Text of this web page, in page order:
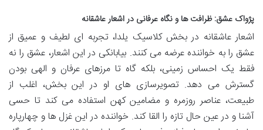
پژواک عشق: ظرافت ها و نگاه عرفانی در اشعار عاشقانه
اشعار عاشقانه در بخش کلاسیک یلدا، تجربه ای لطیف و عمیق از
عشق را به خواننده عرضه می کنند. بیابانکی در این اشعار، عشق را نه
فقط یک احساس زمینی، بلکه گاه تا مرزهای عرفان و الهی بودن
گسترش می دهد. تصویرسازی های او در این بخش، اغلب از
طبیعت، عناصر روزمره و مضامین کهن استفاده می کند تا حسی
آشنا و در عین حال تازه را القا کند. خواننده در این غزل ها و چهارپاره